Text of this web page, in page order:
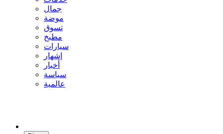
جمال
موضة
تسوق
مطبخ
سيارات
إشهار
أخبار
سياسة
عالمية